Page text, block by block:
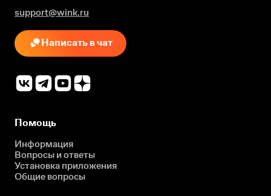
support@wink.ru
Написать в чат
Помощь
Информация
Вопросы и ответы
Установка приложения
Общие вопросы